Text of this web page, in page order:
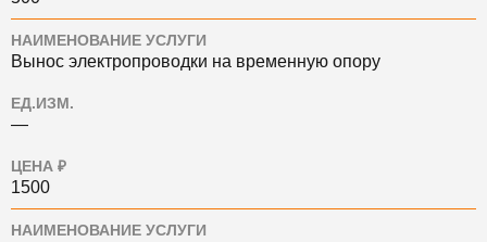
НАИМЕНОВАНИЕ УСЛУГИ
Вынос электропроводки на временную опору
ЕД.ИЗМ.
—
ЦЕНА ₽
1500
НАИМЕНОВАНИЕ УСЛУГИ